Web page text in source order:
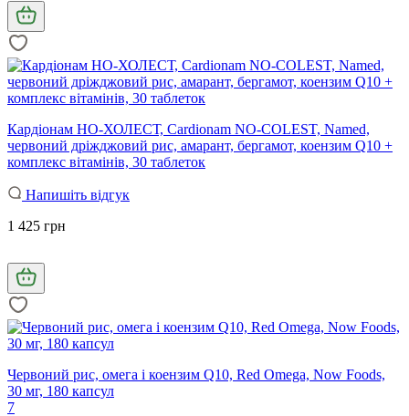
Кардіонам НО-ХОЛЕСТ, Cardionam NO-COLEST, Named,
червоний дріжджовий рис, амарант, бергамот, коензим Q10 +
комплекс вітамінів, 30 таблеток
Напишіть відгук
1 425 грн
Червоний рис, омега і коензим Q10, Red Omega, Now Foods,
30 мг, 180 капсул
7